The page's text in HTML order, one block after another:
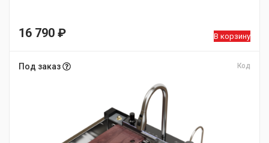
16 790 ₽ В корзину
Под заказ Код